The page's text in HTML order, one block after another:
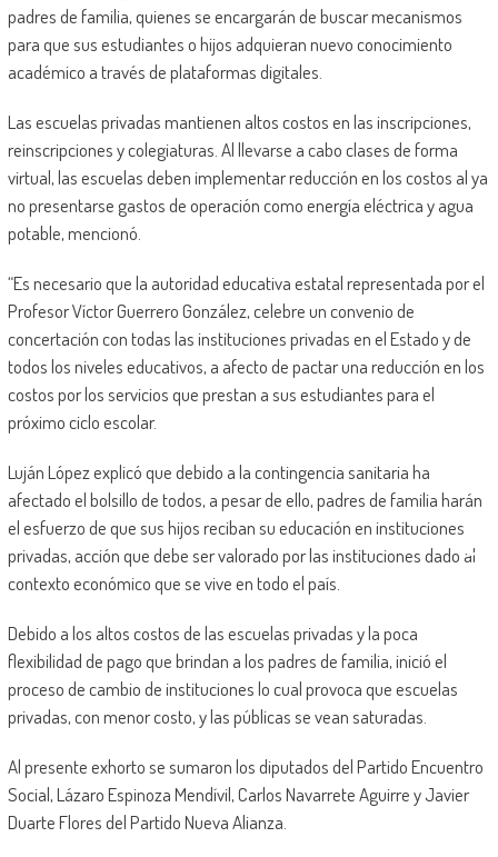
padres de familia, quienes se encargarán de buscar mecanismos
para que sus estudiantes o hijos adquieran nuevo conocimiento
académico a través de plataformas digitales.
Las escuelas privadas mantienen altos costos en las inscripciones,
reinscripciones y colegiaturas. Al llevarse a cabo clases de forma
virtual, las escuelas deben implementar reducción en los costos al ya
no presentarse gastos de operación como energía eléctrica y agua
potable, mencionó.
“Es necesario que la autoridad educativa estatal representada por el
Profesor Víctor Guerrero González, celebre un convenio de
concertación con todas las instituciones privadas en el Estado y de
todos los niveles educativos, a afecto de pactar una reducción en los
costos por los servicios que prestan a sus estudiantes para el
próximo ciclo escolar.
Luján López explicó que debido a la contingencia sanitaria ha
afectado el bolsillo de todos, a pesar de ello, padres de familia harán
el esfuerzo de que sus hijos reciban su educación en instituciones
privadas, acción que debe ser valorado por las instituciones dado al
contexto económico que se vive en todo el país.
Debido a los altos costos de las escuelas privadas y la poca
flexibilidad de pago que brindan a los padres de familia, inició el
proceso de cambio de instituciones lo cual provoca que escuelas
privadas, con menor costo, y las públicas se vean saturadas.
Al presente exhorto se sumaron los diputados del Partido Encuentro
Social, Lázaro Espinoza Mendívil, Carlos Navarrete Aguirre y Javier
Duarte Flores del Partido Nueva Alianza.